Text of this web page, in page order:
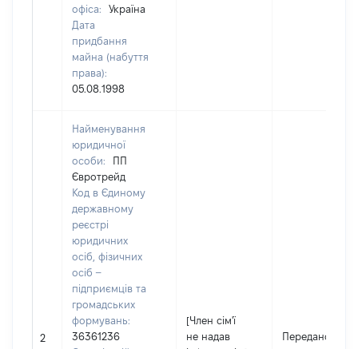
офіса:
Україна
Дата
придбання
майна (набуття
права):
05.08.1998
2
Найменування
юридичної
особи:
ПП
Євротрейд
Код в Єдиному
державному
реєстрі
юридичних
осіб, фізичних
осіб –
підприємців та
громадських
формувань:
36361236
[Член сім'ї
не надав
Передано